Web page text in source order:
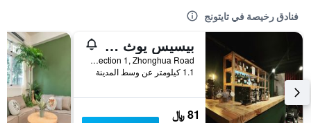
فنادق رخيصة في تايتونج
بيسيس يوث هوستل
NO.290 Section 1, Zhonghua Road, تايتونج, تايوان
1.1 كيلومتر عن وسط المدينة
81 ﷼